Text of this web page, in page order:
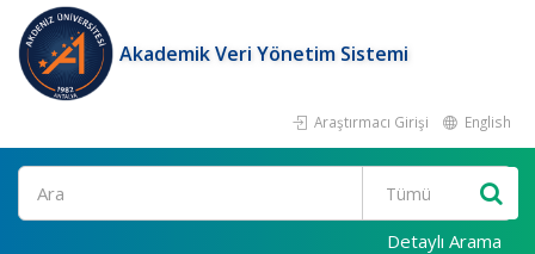
Akademik Veri Yönetim Sistemi
Araştırmacı Girişi English
Ara
Detaylı Arama